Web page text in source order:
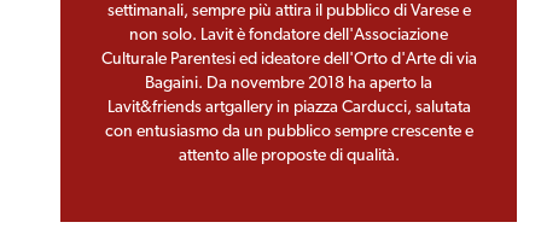
spazio dinamico e camaleontico che, con eventi
settimanali, sempre più attira il pubblico di Varese e
non solo. Lavit è fondatore dell'Associazione
Culturale Parentesi ed ideatore dell'Orto d'Arte di via
Bagaini. Da novembre 2018 ha aperto la
Lavit&friends artgallery in piazza Carducci, salutata
con entusiasmo da un pubblico sempre crescente e